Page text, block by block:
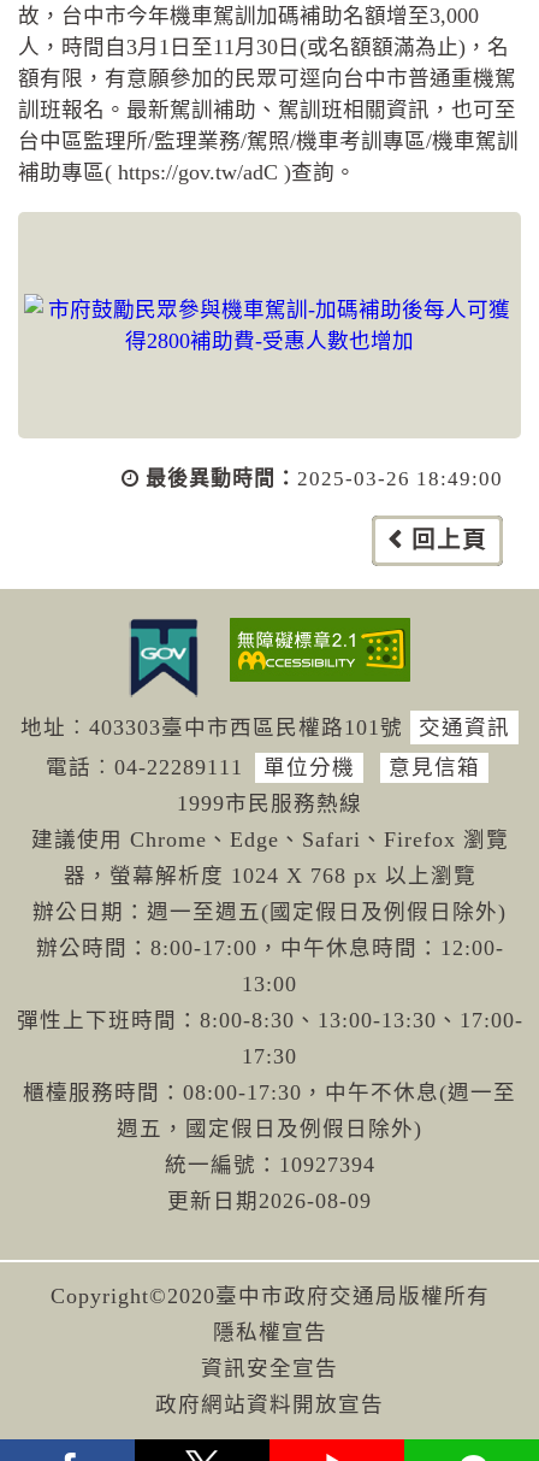
故，台中市今年機車駕訓加碼補助名額增至3,000
人，時間自3月1日至11月30日(或名額額滿為止)，名
額有限，有意願參加的民眾可逕向台中市普通重機駕
訓班報名。最新駕訓補助、駕訓班相關資訊，也可至
台中區監理所/監理業務/駕照/機車考訓專區/機車駕訓
補助專區( https://gov.tw/adC )查詢。
最後異動時間： 2025-03-26 18:49:00
回上頁
地址︰403303臺中市西區民權路101號
交通資訊
電話︰04-22289111 單位分機
意見信箱
1999市民服務熱線
建議使用 Chrome、Edge、Safari、Firefox 瀏覽
器，螢幕解析度 1024 X 768 px 以上瀏覽
辦公日期：週一至週五(國定假日及例假日除外)
辦公時間：8:00-17:00，中午休息時間：12:00-
13:00
彈性上下班時間：8:00-8:30、13:00-13:30、17:00-
17:30
櫃檯服務時間：08:00-17:30，中午不休息(週一至
週五，國定假日及例假日除外)
統一編號：10927394
更新日期 2026-08-09
Copyright©2020臺中市政府交通局版權所有
隱私權宣告
資訊安全宣告
政府網站資料開放宣告